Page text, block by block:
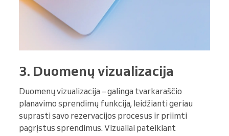
3. Duomenų vizualizacija
Duomenų vizualizacija – galinga tvarkaraščio
planavimo sprendimų funkcija, leidžianti geriau
suprasti savo rezervacijos procesus ir priimti
pagrįstus sprendimus. Vizualiai pateikiant